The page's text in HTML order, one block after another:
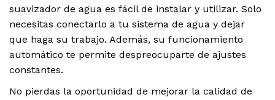
suavizador de agua es fácil de instalar y utilizar. Solo
necesitas conectarlo a tu sistema de agua y dejar
que haga su trabajo. Además, su funcionamiento
automático te permite despreocuparte de ajustes
constantes.
No pierdas la oportunidad de mejorar la calidad de